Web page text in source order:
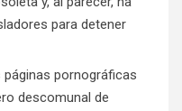
para detener
páginas pornográficas
descomunal de